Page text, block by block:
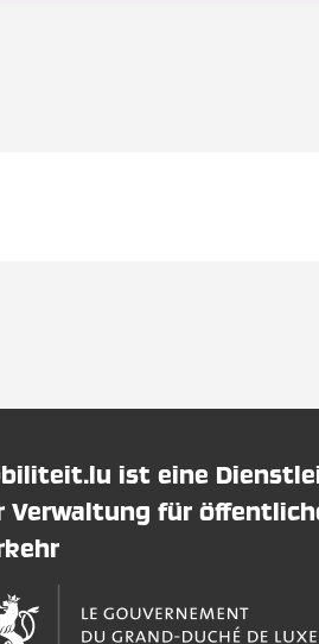
ist eine
Verwaltung für